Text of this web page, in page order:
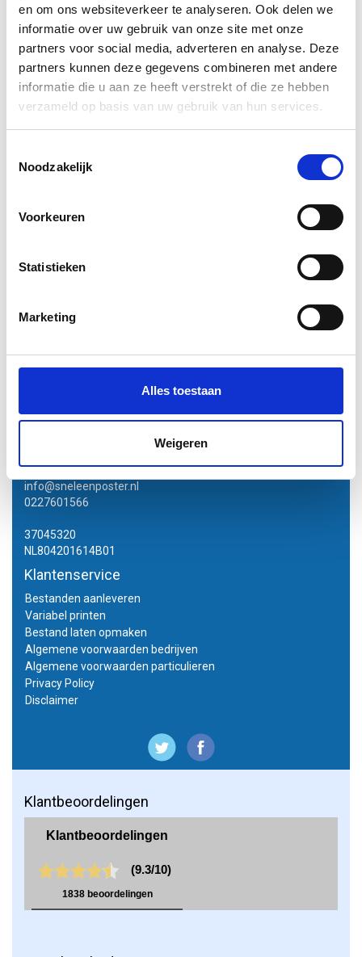
en om ons websiteverkeer te analyseren. Ook delen we
informatie over uw gebruik van onze site met onze
partners voor social media, adverteren en analyse. Deze
partners kunnen deze gegevens combineren met andere
informatie die u aan ze heeft verstrekt of die ze hebben
verzameld op basis van uw gebruik van hun services.
Noodzakelijk
Voorkeuren
Statistieken
Marketing
Alles toestaan
Weigeren
dag huis!
€6,50
Informatie
Full colour A1 posters afgedrukt op 170
kwaliteit! Voor 14.00 uur besteld,
dezelfde dag verzonden! (ma. t/m vr.)
Vorige pagina 1 2 3 4 5 9 Volgende Vorige
Contactgegevens
1771 PA Wieringerwerf
info@sneleenposter.nl
0227601566
37045320
NL804201614B01
Klantenservice
Bestanden aanleveren
Variabel printen
Bestand laten opmaken
Algemene voorwaarden bedrijven
Algemene voorwaarden particulieren
Privacy Policy
Disclaimer
Klantbeoordelingen